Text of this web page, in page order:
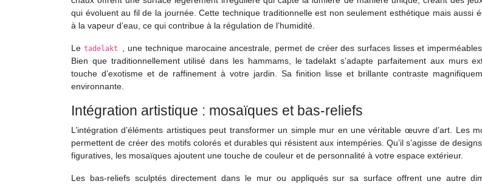
qui évoluent au fil de la journée. Cette technique traditionnelle est non seulement esthétique mais aussi
à la vapeur d’eau, ce qui contribue à la régulation de l’humidité.
Le tadelakt , une technique marocaine ancestrale, permet de créer des surfaces lisses et
Bien que traditionnellement utilisé dans les hammams, le tadelakt s’adapte parfaitement aux murs
touche d’exotisme et de raffinement à votre jardin. Sa finition lisse et brillante contraste
environnante.
Intégration artistique : mosaïques et bas-reliefs
L’intégration d’éléments artistiques peut transformer un simple mur en une véritable œuvre d’art. Les
permettent de créer des motifs colorés et durables qui résistent aux intempéries. Qu’il s’agisse de
figuratives, les mosaïques ajoutent une touche de couleur et de personnalité à votre espace extérieur.
Les bas-reliefs sculptés directement dans le mur ou appliqués sur sa surface offrent une autre